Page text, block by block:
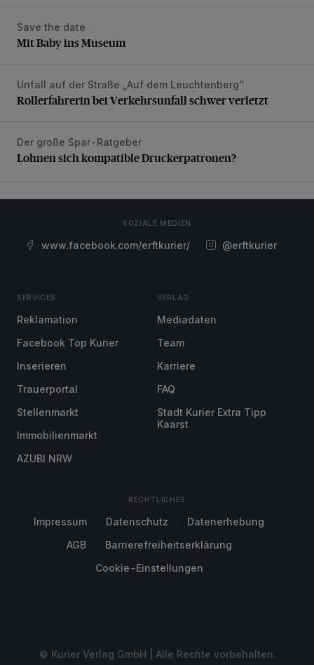
Mit Baby ins Museum
Save the date
Mit Baby ins Museum
Rollerfahrerin bei Verkehrsunfall schwer verletzt
Unfall auf der Straße „Auf dem Leuchtenberg“
Rollerfahrerin bei Verkehrsunfall schwer verletzt
Lohnen sich kompatible Druckerpatronen?
Der große Spar-Ratgeber
Lohnen sich kompatible Druckerpatronen?
SOZIALE MEDIEN
www.facebook.com/erftkurier/ @erftkurier
SERVICES
Reklamation
Facebook Top Kurier
Inserieren
Trauerportal
Stellenmarkt
Immobilienmarkt
AZUBI NRW
VERLAG
Mediadaten
Team
Karriere
FAQ
Stadt Kurier Extra Tipp
Kaarst
RECHTLICHES
Impressum Datenschutz
Datenerhebung
AGB
Barrierefreiheitserklärung
Cookie-Einstellungen
© Kurier Verlag GmbH | Alle Rechte vorbehalten.